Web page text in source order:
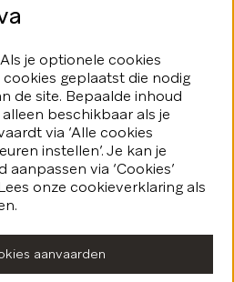
maandelijkse update van alle
van DIVA
je in
je optionele cookies
geplaatst die nodig
de site. Bepaalde inhoud
beschikbaar als je
via ‘Alle cookies
instellen’. Je kan je
via ‘Cookies’
onze cookieverklaring als
aanvaarden